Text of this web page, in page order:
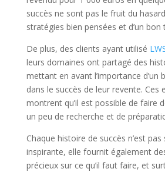
succès ne sont pas le fruit du
stratégies bien pensées et d’un bon
De plus, des clients ayant utilisé
leurs domaines ont partagé des
mettant en avant l’importance d’un
dans le succès de leur revente. Ces
montrent qu’il est possible de faire
un peu de recherche et de
Chaque histoire de succès n’est
inspirante, elle fournit également
précieux sur ce qu’il faut faire, et